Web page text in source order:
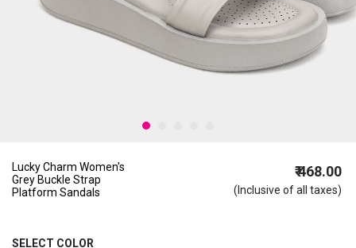
Lucky Charm Women's
Grey Buckle Strap
Platform Sandals
₹ 468.00
(Inclusive of all taxes)
SELECT COLOR